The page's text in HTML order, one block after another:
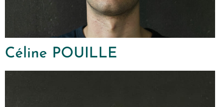
Céline POUILLE